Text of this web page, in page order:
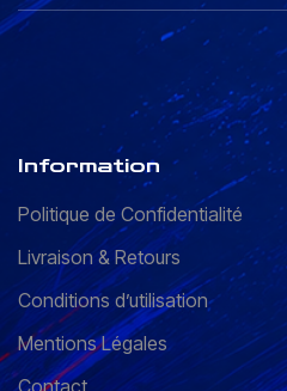
Information
Politique de Confidentialité
Livraison & Retours
Conditions d’utilisation
Mentions Légales
Contact